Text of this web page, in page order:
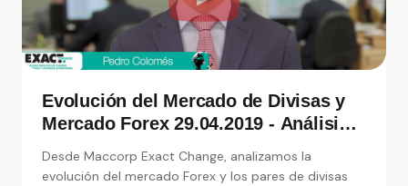
Evolución del Mercado de Divisas y
Mercado Forex 29.04.2019 - Análisis
de moneda
Desde Maccorp Exact Change, analizamos la
evolución del mercado Forex y los pares de divisas